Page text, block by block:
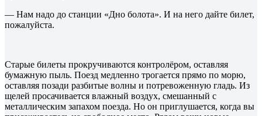
— Нам надо до станции «Дно болота». И на него дайте билет,
пожалуйста.
Старые билеты прокручиваются контролёром, оставляя
бумажную пыль. Поезд медленно трогается прямо по морю,
оставляя позади разбитые волны и потревоженную гладь. Из
щелей просачивается влажный воздух, смешанный с
металлическим запахом поезда. Но он приглушается, когда вы